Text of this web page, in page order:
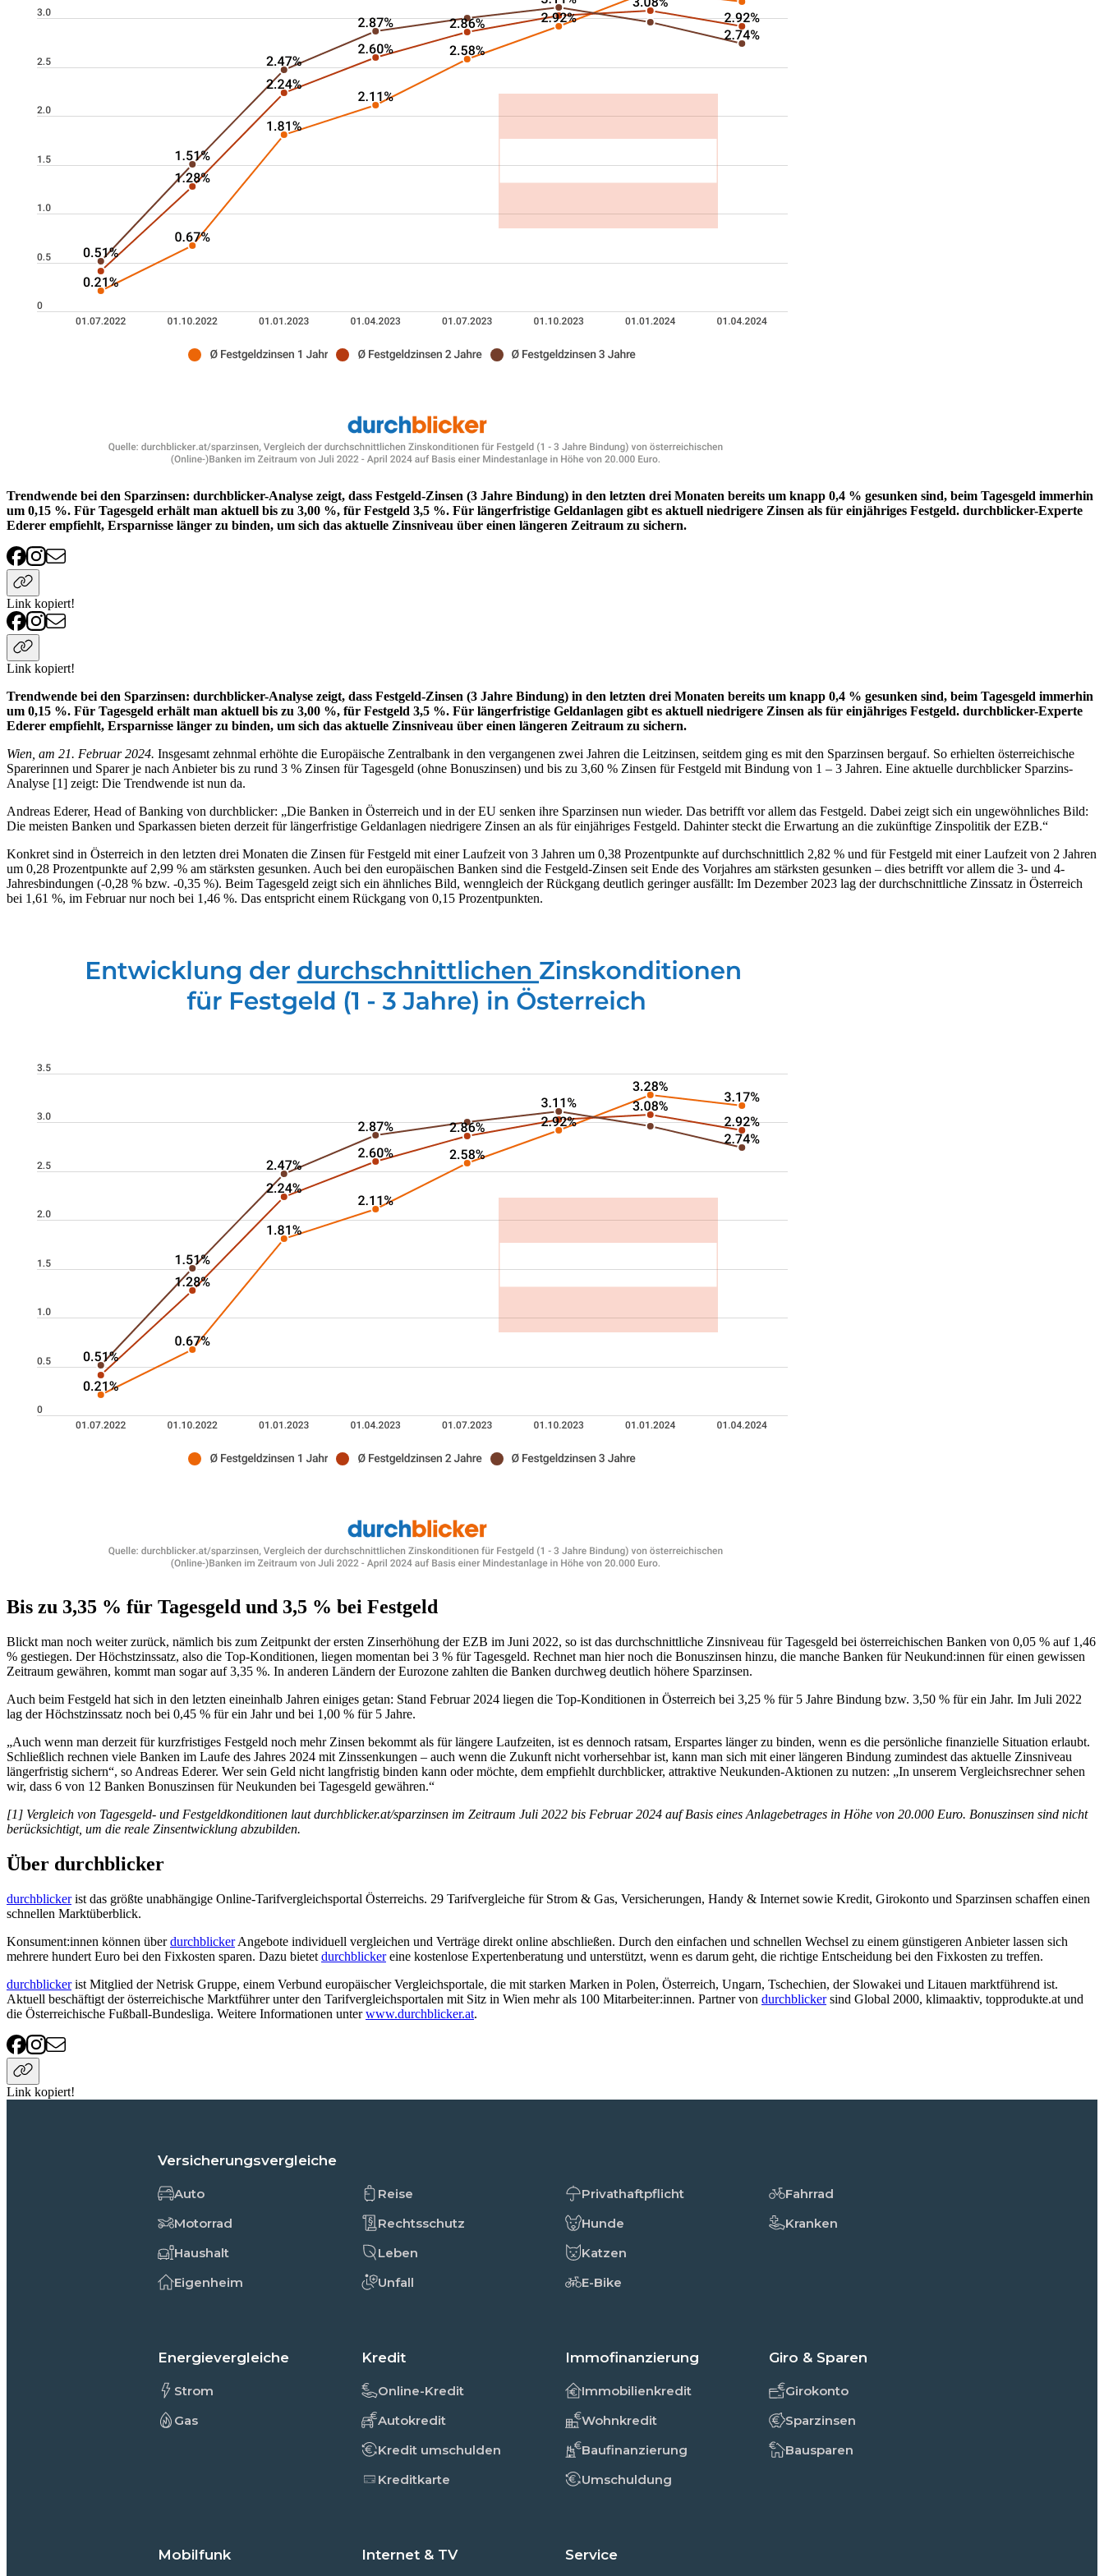
Trendwende bei den Sparzinsen: durchblicker-Analyse zeigt, dass Festgeld-Zinsen (3 Jahre Bindung) in den letzten drei Monaten bereits um knapp 0,4 % gesunken sind, beim Tagesgeld immerhin
um 0,15 %. Für Tagesgeld erhält man aktuell bis zu 3,00 %, für Festgeld 3,5 %. Für längerfristige Geldanlagen gibt es aktuell niedrigere Zinsen als für einjähriges Festgeld. durchblicker-Experte
Ederer empfiehlt, Ersparnisse länger zu binden, um sich das aktuelle Zinsniveau über einen längeren Zeitraum zu sichern.
Link kopiert!
Link kopiert!
Trendwende bei den Sparzinsen: durchblicker-Analyse zeigt, dass Festgeld-Zinsen (3 Jahre Bindung) in den letzten drei Monaten bereits um knapp 0,4 % gesunken sind, beim Tagesgeld immerhin
um 0,15 %. Für Tagesgeld erhält man aktuell bis zu 3,00 %, für Festgeld 3,5 %. Für längerfristige Geldanlagen gibt es aktuell niedrigere Zinsen als für einjähriges Festgeld. durchblicker-Experte
Ederer empfiehlt, Ersparnisse länger zu binden, um sich das aktuelle Zinsniveau über einen längeren Zeitraum zu sichern.
Wien, am 21. Februar 2024. Insgesamt zehnmal erhöhte die Europäische Zentralbank in den vergangenen zwei Jahren die Leitzinsen, seitdem ging es mit den Sparzinsen bergauf. So erhielten österreichische
Sparerinnen und Sparer je nach Anbieter bis zu rund 3 % Zinsen für Tagesgeld (ohne Bonuszinsen) und bis zu 3,60 % Zinsen für Festgeld mit Bindung von 1 – 3 Jahren. Eine aktuelle durchblicker Sparzins-
Analyse [1] zeigt: Die Trendwende ist nun da.
Andreas Ederer, Head of Banking von durchblicker: „Die Banken in Österreich und in der EU senken ihre Sparzinsen nun wieder. Das betrifft vor allem das Festgeld. Dabei zeigt sich ein ungewöhnliches Bild:
Die meisten Banken und Sparkassen bieten derzeit für längerfristige Geldanlagen niedrigere Zinsen an als für einjähriges Festgeld. Dahinter steckt die Erwartung an die zukünftige Zinspolitik der EZB.“
Konkret sind in Österreich in den letzten drei Monaten die Zinsen für Festgeld mit einer Laufzeit von 3 Jahren um 0,38 Prozentpunkte auf durchschnittlich 2,82 % und für Festgeld mit einer Laufzeit von 2 Jahren
um 0,28 Prozentpunkte auf 2,99 % am stärksten gesunken. Auch bei den europäischen Banken sind die Festgeld-Zinsen seit Ende des Vorjahres am stärksten gesunken – dies betrifft vor allem die 3- und 4-
Jahresbindungen (-0,28 % bzw. -0,35 %). Beim Tagesgeld zeigt sich ein ähnliches Bild, wenngleich der Rückgang deutlich geringer ausfällt: Im Dezember 2023 lag der durchschnittliche Zinssatz in Österreich
bei 1,61 %, im Februar nur noch bei 1,46 %. Das entspricht einem Rückgang von 0,15 Prozentpunkten.
Bis zu 3,35 % für Tagesgeld und 3,5 % bei Festgeld
Blickt man noch weiter zurück, nämlich bis zum Zeitpunkt der ersten Zinserhöhung der EZB im Juni 2022, so ist das durchschnittliche Zinsniveau für Tagesgeld bei österreichischen Banken von 0,05 % auf 1,46
% gestiegen. Der Höchstzinssatz, also die Top-Konditionen, liegen momentan bei 3 % für Tagesgeld. Rechnet man hier noch die Bonuszinsen hinzu, die manche Banken für Neukund:innen für einen gewissen
Zeitraum gewähren, kommt man sogar auf 3,35 %. In anderen Ländern der Eurozone zahlten die Banken durchweg deutlich höhere Sparzinsen.
Auch beim Festgeld hat sich in den letzten eineinhalb Jahren einiges getan: Stand Februar 2024 liegen die Top-Konditionen in Österreich bei 3,25 % für 5 Jahre Bindung bzw. 3,50 % für ein Jahr. Im Juli 2022
lag der Höchstzinssatz noch bei 0,45 % für ein Jahr und bei 1,00 % für 5 Jahre.
„Auch wenn man derzeit für kurzfristiges Festgeld noch mehr Zinsen bekommt als für längere Laufzeiten, ist es dennoch ratsam, Erspartes länger zu binden, wenn es die persönliche finanzielle Situation erlaubt.
Schließlich rechnen viele Banken im Laufe des Jahres 2024 mit Zinssenkungen – auch wenn die Zukunft nicht vorhersehbar ist, kann man sich mit einer längeren Bindung zumindest das aktuelle Zinsniveau
längerfristig sichern“, so Andreas Ederer. Wer sein Geld nicht langfristig binden kann oder möchte, dem empfiehlt durchblicker, attraktive Neukunden-Aktionen zu nutzen: „In unserem Vergleichsrechner sehen
wir, dass 6 von 12 Banken Bonuszinsen für Neukunden bei Tagesgeld gewähren.“
[1] Vergleich von Tagesgeld- und Festgeldkonditionen laut durchblicker.at/sparzinsen im Zeitraum Juli 2022 bis Februar 2024 auf Basis eines Anlagebetrages in Höhe von 20.000 Euro. Bonuszinsen sind nicht
berücksichtigt, um die reale Zinsentwicklung abzubilden.
Über durchblicker
durchblickerist das größte unabhängige Online-Tarifvergleichsportal Österreichs. 29 Tarifvergleiche für Strom & Gas, Versicherungen, Handy & Internet sowie Kredit, Girokonto und Sparzinsen schaffen einen
schnellen Marktüberblick.
Konsument:innen können überdurchblickerAngebote individuell vergleichen und Verträge direkt online abschließen. Durch den einfachen und schnellen Wechsel zu einem günstigeren Anbieter lassen sich
mehrere hundert Euro bei den Fixkosten sparen. Dazu bietet durchblickereine kostenlose Expertenberatung und unterstützt, wenn es darum geht, die richtige Entscheidung bei den Fixkosten zu treffen.
durchblickerist Mitglied der Netrisk Gruppe, einem Verbund europäischer Vergleichsportale, die mit starken Marken in Polen, Österreich, Ungarn, Tschechien, der Slowakei und Litauen marktführend ist.
Aktuell beschäftigt der österreichische Marktführer unter den Tarifvergleichsportalen mit Sitz in Wien mehr als 100 Mitarbeiter:innen. Partner von durchblickersind Global 2000, klimaaktiv, topprodukte.at und
die Österreichische Fußball-Bundesliga. Weitere Informationen unterwww.durchblicker.at.
Link kopiert!
Versicherungsvergleiche
Auto
Motorrad
Haushalt
Eigenheim
Reise
Rechtsschutz
Leben
Unfall
Privathaftpflicht
Hunde
Katzen
E-Bike
Fahrrad
Kranken
Energievergleiche
Strom
Gas
Kredit
Online-Kredit
Autokredit
Kredit umschulden
Kreditkarte
Immofinanzierung
Immobilienkredit
Wohnkredit
Baufinanzierung
Umschuldung
Giro & Sparen
Girokonto
Sparzinsen
Bausparen
Mobilfunk Internet & TV Service